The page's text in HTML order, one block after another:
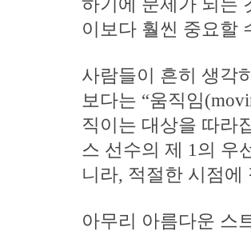
이보다 훨씬 중요할
사람들이 흔히 생각
보다는 “움직임
직이는 대상을 따라
스 선수의 제 1의 우
니라, 적절한 시점
아무리 아름다운 스